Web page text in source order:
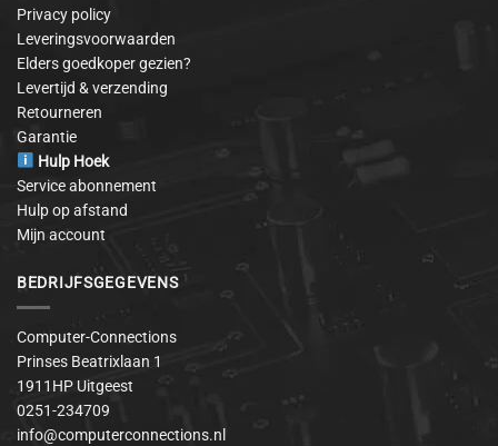
Privacy policy
Leveringsvoorwaarden
Elders goedkoper gezien?
Levertijd & verzending
Retourneren
Garantie
Hulp Hoek
Service abonnement
Hulp op afstand
Mijn account
BEDRIJFSGEGEVENS
Computer-Connections
Prinses Beatrixlaan 1
1911HP Uitgeest
0251-234709
info@computerconnections.nl